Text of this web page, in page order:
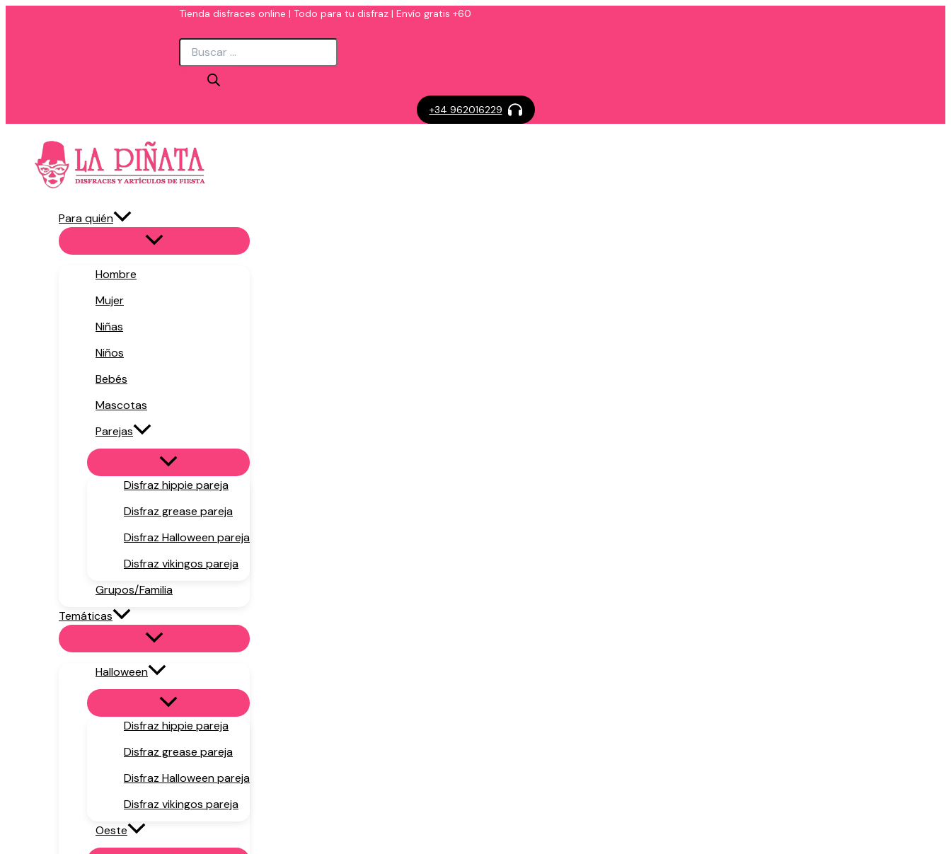
Tienda disfraces online | Todo para tu disfraz | Envío gratis +60
Búsqueda
productos
+34 962016229
Para quién
Hombre
Mujer
Niñas
Niños
Bebés
Mascotas
Parejas
Disfraz hippie pareja
Disfraz grease pareja
Disfraz Halloween pareja
Disfraz vikingos pareja
Grupos/Familia
Temáticas
Halloween
Disfraz hippie pareja
Disfraz grease pareja
Disfraz Halloween pareja
Disfraz vikingos pareja
Oeste